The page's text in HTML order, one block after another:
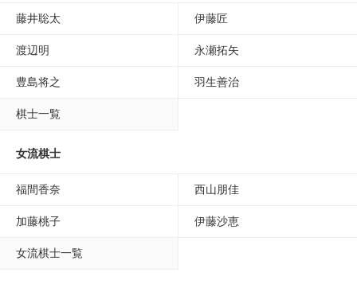
藤井聡太 伊藤匠
渡辺明 永瀬拓矢
豊島将之 羽生善治
棋士一覧
女流棋士
福間香奈 西山朋佳
加藤桃子 伊藤沙恵
女流棋士一覧